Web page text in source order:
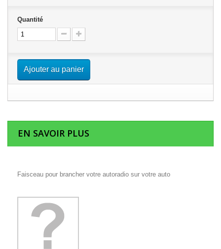
Quantité
Ajouter au panier
EN SAVOIR PLUS
Faisceau pour brancher votre autoradio sur votre auto